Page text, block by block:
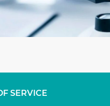
SERVICE